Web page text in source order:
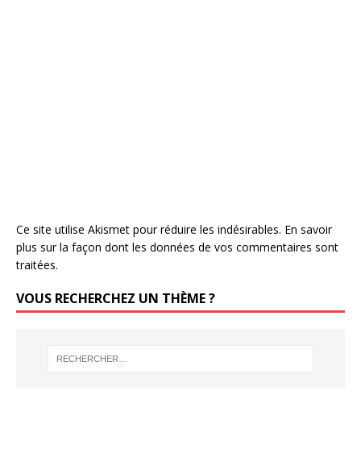
Ce site utilise Akismet pour réduire les indésirables. En savoir
plus sur la façon dont les données de vos commentaires sont
traitées.
VOUS RECHERCHEZ UN THÈME ?